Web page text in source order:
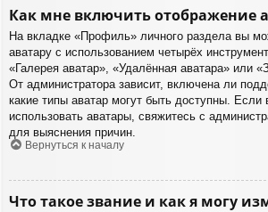
Как мне включить отображение
На вкладке «Профиль» личного раздела вы
аватару с использованием четырёх
«Галерея аватар», «Удалённая аватара» или
От администратора зависит, включена ли
какие типы аватар могут быть доступны.
использовать аватары, свяжитесь с
для выяснения причин.
Вернуться к началу
Что такое звание и как я могу